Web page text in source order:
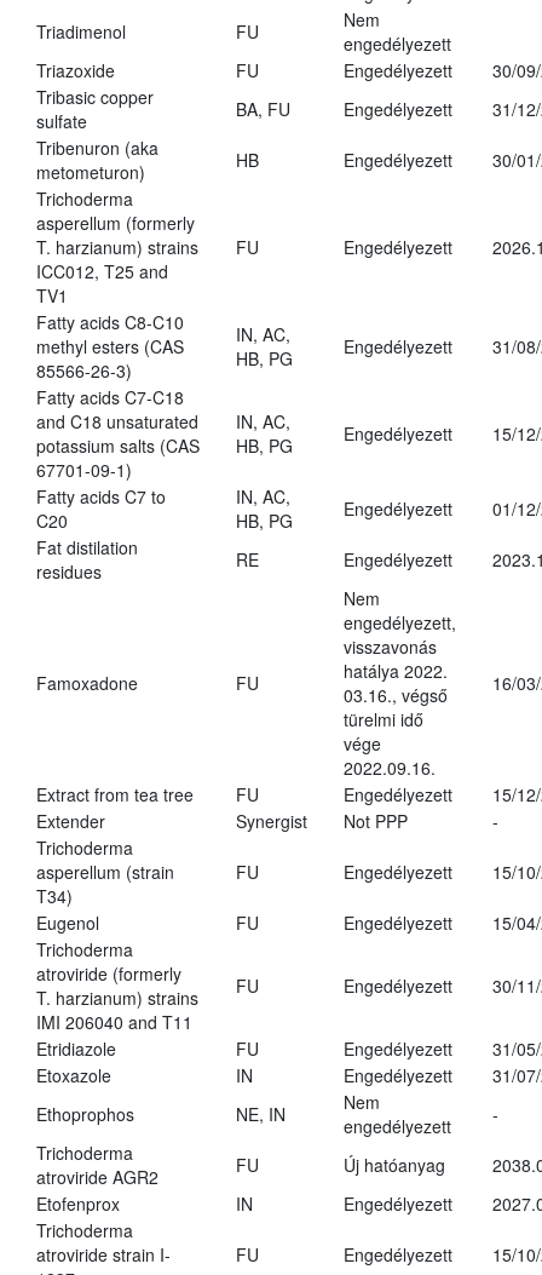
Triadimenol
FU
Nem
engedélyezett
Triazoxide
FU Engedélyezett
30/
Tribasic copper
sulfate
BA, FU Engedélyezett
31/
Tribenuron (aka
metometuron)
HB Engedélyezett
30/
Trichoderma
asperellum (formerly
T. harzianum) strains
ICC012, T25 and
TV1
FU Engedélyezett
Fatty acids C8-C10
methyl esters (CAS
85566-26-3)
IN, AC,
HB, PG
Engedélyezett 31/
Fatty acids C7-C18
and C18 unsaturated
potassium salts (CAS
67701-09-1)
IN, AC,
HB, PG
Engedélyezett 15/
Fatty acids C7 to
C20
IN, AC,
HB, PG
Engedélyezett
01/
Fat distilation
residues
RE Engedélyezett
Famoxadone FU
Nem
engedélyezett,
visszavonás
hatálya 2022.
03.16., végső
türelmi idő
vége
2022.09.16.
16/
Extract from tea tree FU Engedélyezett
15/
Extender
Synergist Not PPP
-
Trichoderma
asperellum (strain
T34)
FU Engedélyezett 15/
Eugenol FU Engedélyezett
15/
Trichoderma
atroviride (formerly
T. harzianum) strains
IMI 206040 and T11
FU Engedélyezett 30/
Etridiazole FU Engedélyezett
31/
Etoxazole
IN Engedélyezett
31/
Ethoprophos
NE, IN
Nem
engedélyezett
-
Trichoderma
atroviride AGR2
FU Új hatóanyag
Etofenprox
IN Engedélyezett
Trichoderma
atroviride strain I-
FU Engedélyezett 15/